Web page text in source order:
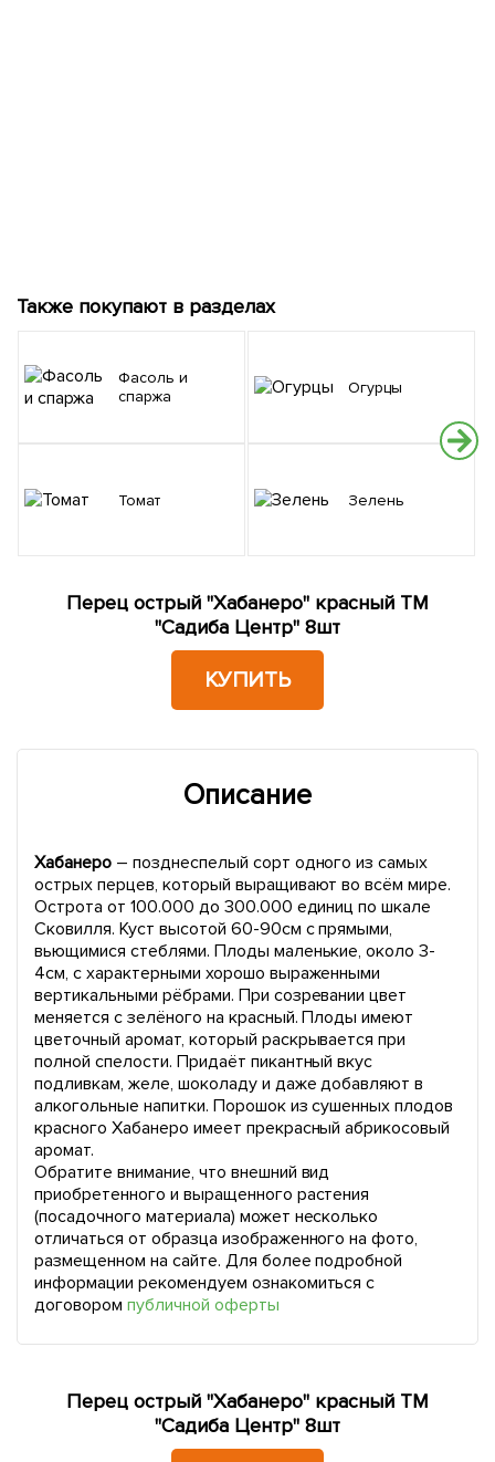
Также покупают в разделах
Фасоль и
спаржа
Томат
Огурцы
Зелень
Перец острый "Хабанеро" красный ТМ
"Садиба Центр" 8шт
КУПИТЬ
Описание
Хабанеро – позднеспелый сорт одного из самых
острых перцев, который выращивают во всём мире.
Острота от 100.000 до 300.000 единиц по шкале
Сковилля. Куст высотой 60-90см с прямыми,
вьющимися стеблями. Плоды маленькие, около 3-
4см, с характерными хорошо выраженными
вертикальными рёбрами. При созревании цвет
меняется с зелёного на красный. Плоды имеют
цветочный аромат, который раскрывается при
полной спелости. Придаёт пикантный вкус
подливкам, желе, шоколаду и даже добавляют в
алкогольные напитки. Порошок из сушенных плодов
красного Хабанеро имеет прекрасный абрикосовый
аромат.
Обратите внимание, что внешний вид
приобретенного и выращенного растения
(посадочного материала) может несколько
отличаться от образца изображенного на фото,
размещенном на сайте. Для более подробной
информации рекомендуем ознакомиться с
договором публичной оферты
Перец острый "Хабанеро" красный ТМ
"Садиба Центр" 8шт